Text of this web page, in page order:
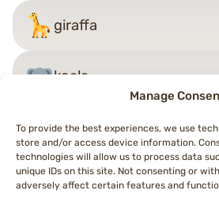
Manage
To provide the best experiences, we use
store and/or access device information.
technologies will allow us to process data
unique IDs on this site. Not consenting or
adversely affect certain features and
giraffa
koala
articoli
← Grillolama